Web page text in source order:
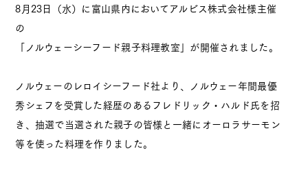
企業情報
お問い合わせ
8月23日（水）に富山県内においてアルビス株式会社様主催
の
「ノルウェーシーフード親子料理教室」が開催されました。
ノルウェーのレロイシーフード社より、ノルウェー年間最優
秀シェフを受賞した経歴のあるフレドリック・ハルド氏を招
き、抽選で当選された親子の皆様と一緒にオーロラサーモン
等を使った料理を作りました。